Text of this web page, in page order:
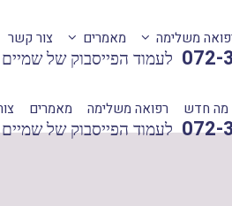
משלימה מאמרים צור קשר
לעמוד הפייסבוק של 072-
מה חדש רפואה משלימה מאמרים
לעמוד הפייסבוק של 072-